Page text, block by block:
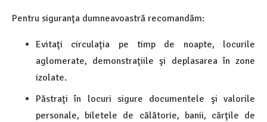
Pentru siguranţa dumneavoastră recomandăm:
Evitaţi circulaţia pe timp de noapte, locurile
aglomerate, demonstraţiile şi deplasarea în zone
izolate.
Păstraţi în locuri sigure documentele şi valorile
personale, biletele de călătorie, banii, cărţile de